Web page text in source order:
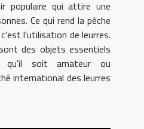
populaire qui attire une
Ce qui rend la pêche
l'utilisation de leurres.
des objets essentiels
qu'il soit amateur ou
international des leurres